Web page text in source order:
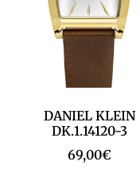
DANIEL KLEIN
DK.1.14120-3
69,00€